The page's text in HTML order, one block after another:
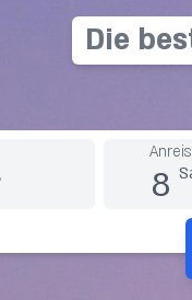
Die bes
8